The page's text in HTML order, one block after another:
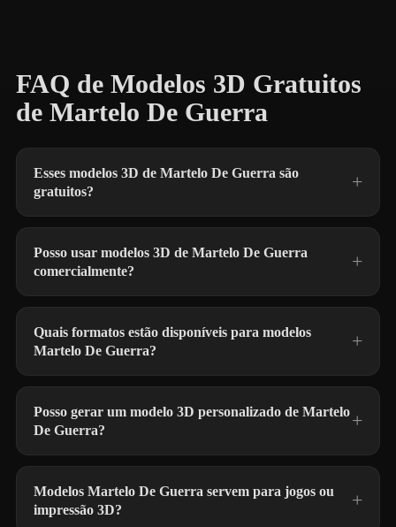
FAQ de Modelos 3D Gratuitos
de Martelo De Guerra
Esses modelos 3D de Martelo De Guerra são
gratuitos?
Posso usar modelos 3D de Martelo De Guerra
comercialmente?
Quais formatos estão disponíveis para modelos
Martelo De Guerra?
Posso gerar um modelo 3D personalizado de Martelo
De Guerra?
Modelos Martelo De Guerra servem para jogos ou
impressão 3D?